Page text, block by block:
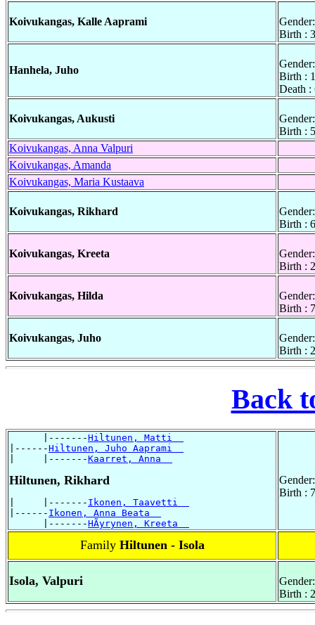
Koivukangas, Kalle Aaprami
Birth :
Hanhela, Juho
Birth :
Death :
Koivukangas, Aukusti
Birth :
Koivukangas, Anna Valpuri
Koivukangas, Amanda
Koivukangas, Maria Kustaava
Koivukangas, Rikhard
Birth :
Koivukangas, Kreeta
Birth :
Koivukangas, Hilda
Birth :
Koivukangas, Juho
Birth :
Back
      |-------
Hiltunen, Matti
|------Hiltunen, Juho Aaprami
|     |-------Kaarret, Anna
Hiltunen, Rikhard
|     |------- Ikonen, Taavetti
|------ Ikonen, Anna Beata
      |-------
HÃyrynen, Kreeta
Birth :
Family Hiltunen - Isola
Isola, Valpuri
Birth :